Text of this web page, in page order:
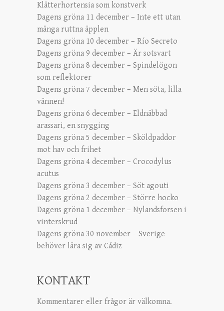
Klätterhortensia som konstverk
Dagens gröna 11 december – Inte ett utan
många ruttna äpplen
Dagens gröna 10 december – Río Secreto
Dagens gröna 9 december – Är sotsvart
Dagens gröna 8 december – Spindelögon
som reflektorer
Dagens gröna 7 december – Men söta, lilla
vännen!
Dagens gröna 6 december – Eldnäbbad
arassari, en snygging
Dagens gröna 5 december – Sköldpaddor
mot hav och frihet
Dagens gröna 4 december – Crocodylus
acutus
Dagens gröna 3 december – Söt agouti
Dagens gröna 2 december – Större hocko
Dagens gröna 1 december – Nylandsforsen i
vinterskrud
Dagens gröna 30 november – Sverige
behöver lära sig av Cádiz
KONTAKT
Kommentarer eller frågor är välkomna.